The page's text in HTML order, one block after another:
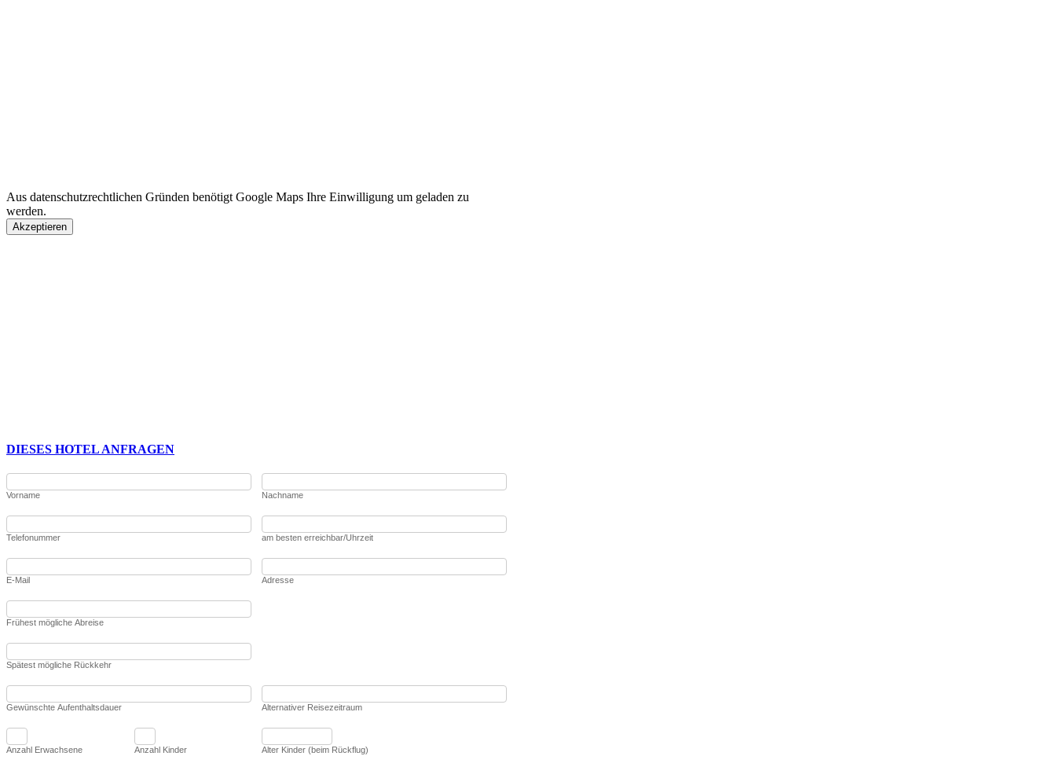
Aus datenschutzrechtlichen Gründen benötigt Google Maps Ihre Einwilligung um geladen zu
werden.
Akzeptieren
DIESES HOTEL ANFRAGEN
Vorname Nachname
Telefonummer am besten erreichbar/Uhrzeit
E-Mail Adresse
Frühest mögliche Abreise
Spätest mögliche Rückkehr
Gewünschte Aufenthaltsdauer Alternativer Reisezeitraum
Anzahl Erwachsene Anzahl Kinder Alter Kinder (beim Rückflug)